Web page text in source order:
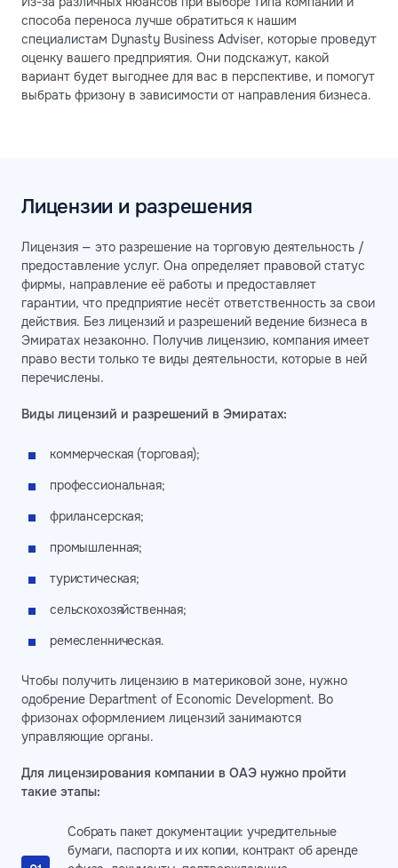
способа переноса лучше обратиться к нашим
специалистам Dynasty Business Adviser, которые проведут
оценку вашего предприятия. Они подскажут, какой
вариант будет выгоднее для вас в перспективе, и помогут
выбрать фризону в зависимости от направления бизнеса.
Лицензии и разрешения
Лицензия — это разрешение на торговую деятельность /
предоставление услуг. Она определяет правовой статус
фирмы, направление её работы и предоставляет
гарантии, что предприятие несёт ответственность за свои
действия. Без лицензий и разрешений ведение бизнеса в
Эмиратах незаконно. Получив лицензию, компания имеет
право вести только те виды деятельности, которые в ней
перечислены.
Виды лицензий и разрешений в Эмиратах:
коммерческая (торговая);
профессиональная;
фрилансерская;
промышленная;
туристическая;
сельскохозяйственная;
ремесленническая.
Чтобы получить лицензию в материковой зоне, нужно
одобрение Department of Economic Development. Во
фризонах оформлением лицензий занимаются
управляющие органы.
Для лицензирования компании в ОАЭ нужно пройти
такие этапы:
Собрать пакет документации: учредительные
бумаги, паспорта и их копии, контракт об аренде